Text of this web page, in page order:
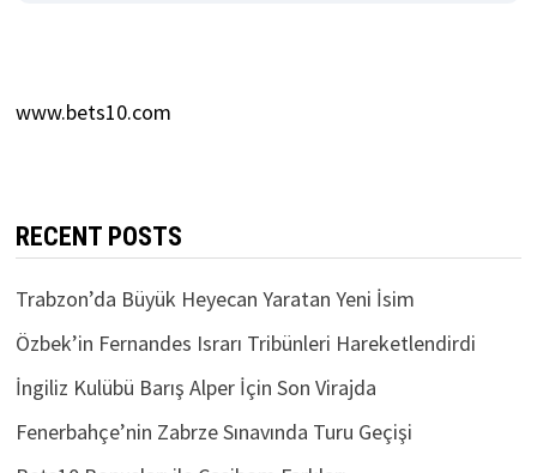
www.bets10.com
RECENT POSTS
Trabzon’da Büyük Heyecan Yaratan Yeni İsim
Özbek’in Fernandes Israrı Tribünleri Hareketlendirdi
İngiliz Kulübü Barış Alper İçin Son Virajda
Fenerbahçe’nin Zabrze Sınavında Turu Geçişi